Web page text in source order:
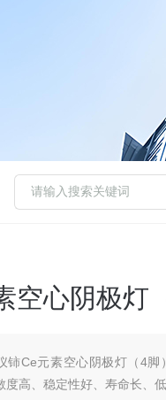
心阴极灯
铈Ce元素空心阴极灯（4脚
高、稳定性好、寿命长、